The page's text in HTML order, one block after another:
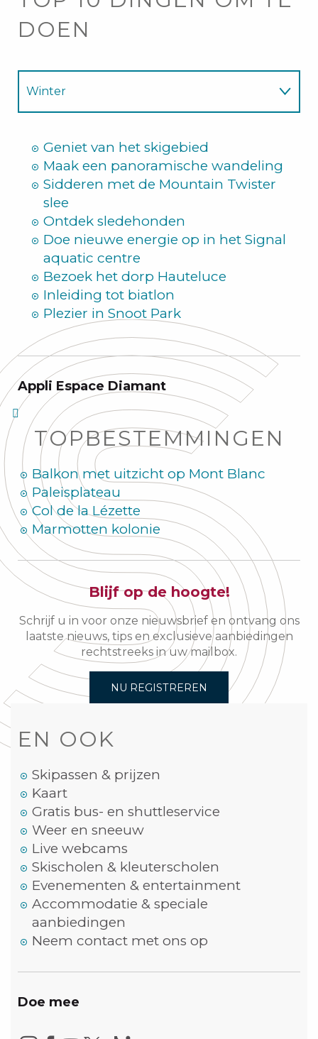
DOEN
Winter
Geniet van het skigebied
Maak een panoramische wandeling
Sidderen met de Mountain Twister
slee
Ontdek sledehonden
Doe nieuwe energie op in het Signal
aquatic centre
Bezoek het dorp Hauteluce
Inleiding tot biatlon
Plezier in Snoot Park
Appli Espace Diamant
TOPBESTEMMINGEN
Balkon met uitzicht op Mont Blanc
Paleisplateau
Col de la Lézette
Marmotten kolonie
Blijf op de hoogte!
Schrijf u in voor onze nieuwsbrief en ontvang ons
laatste nieuws, tips en exclusieve aanbiedingen
rechtstreeks in uw mailbox.
NU REGISTREREN
EN OOK
Skipassen & prijzen
Kaart
Gratis bus- en shuttleservice
Weer en sneeuw
Live webcams
Skischolen & kleuterscholen
Evenementen & entertainment
Accommodatie & speciale
aanbiedingen
Neem contact met ons op
Doe mee